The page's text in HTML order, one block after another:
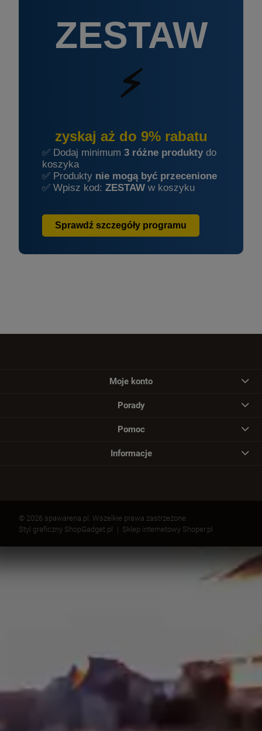
ZESTAW
⚡
zyskaj aż do 9% rabatu
✅ Dodaj minimum 3 różne produkty do
koszyka
✅ Produkty nie mogą być przecenione
✅ Wpisz kod: ZESTAW w koszyku
Sprawdź szczegóły programu
Moje konto
Porady
Pomoc
Informacje
© 2026 spawarena.pl. Wszelkie prawa zastrzeżone.
Styl graficzny ShopGadget.pl
Sklep internetowy Shoper.pl